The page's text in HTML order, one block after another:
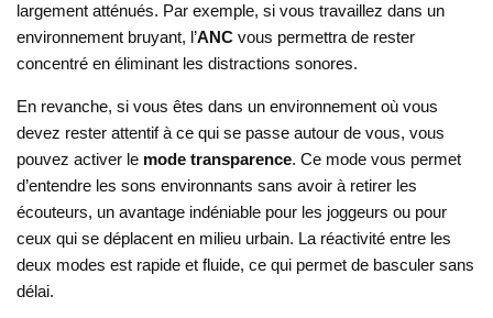
largement atténués. Par exemple, si vous travaillez dans un
environnement bruyant, l’ANC vous permettra de rester
concentré en éliminant les distractions sonores.
En revanche, si vous êtes dans un environnement où vous
devez rester attentif à ce qui se passe autour de vous, vous
pouvez activer le mode transparence. Ce mode vous permet
d’entendre les sons environnants sans avoir à retirer les
écouteurs, un avantage indéniable pour les joggeurs ou pour
ceux qui se déplacent en milieu urbain. La réactivité entre les
deux modes est rapide et fluide, ce qui permet de basculer sans
délai.